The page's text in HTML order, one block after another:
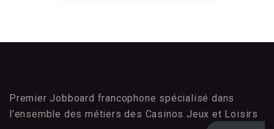
Premier Jobboard francophone spécialisé dans
l’ensemble des métiers des Casinos Jeux et Loisirs